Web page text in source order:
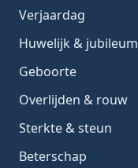
Verjaardag
Huwelijk & jubileum
Geboorte
Overlijden & rouw
Sterkte & steun
Beterschap